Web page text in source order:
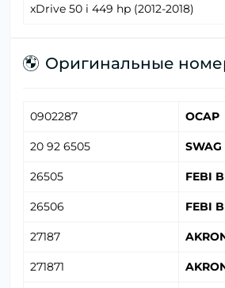
xDrive 50 i 449 hp (2012-2018)
Оригинальные
0902287 OCAP
20 92 6505 SWAG
26505 FEBI
26506 FEBI
27187
271871